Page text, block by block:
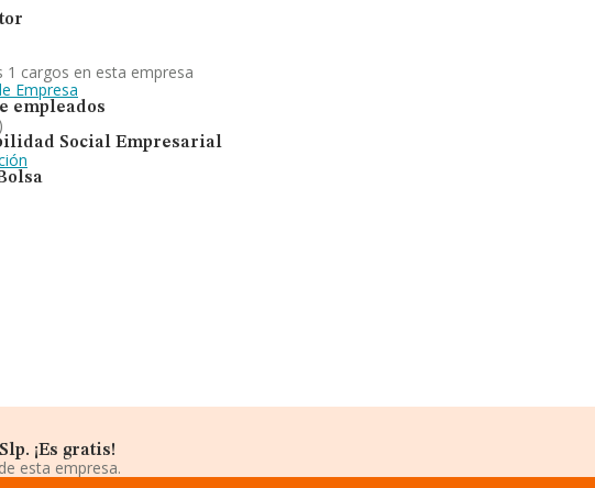
1 cargos en esta empresa
Empresa
empleados
Social Empresarial
¡Es gratis!
esta empresa.